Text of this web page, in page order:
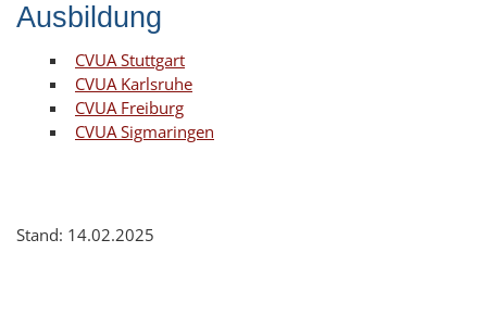
Ausbildung
CVUA Stuttgart
CVUA Karlsruhe
CVUA Freiburg
CVUA Sigmaringen
Stand: 14.02.2025